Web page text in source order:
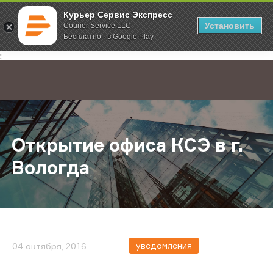
Курьер Сервис Экспресс
Courier Service LLC
Бесплатно - в Google Play
Установить
;
Главная О компании Новости Открытие офиса КСЭ в г. Вологда
Открытие офиса КСЭ в г.
Вологда
04 октября, 2016 уведомления